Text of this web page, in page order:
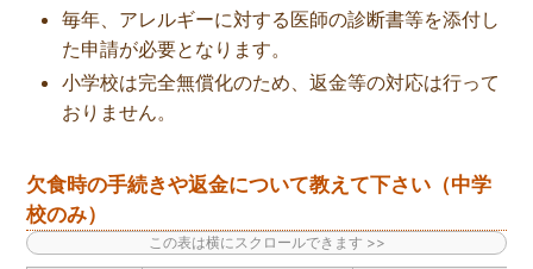
毎年、アレルギーに対する医師の診断書等を添付し
た申請が必要となります。
小学校は完全無償化のため、返金等の対応は行って
おりません。
欠食時の手続きや返金について教えて下さい（中学
校のみ）